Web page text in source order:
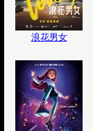
浪花男女